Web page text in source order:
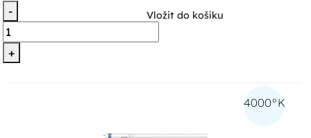
-
+
Vložit do košíku
4000°K